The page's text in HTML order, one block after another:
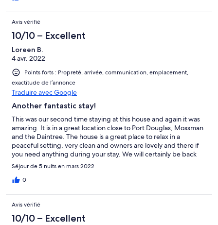
Avis vérifié
10/10 – Excellent
Loreen B.
4 avr. 2022
Points forts : Propreté, arrivée, communication, emplacement,
exactitude de l’annonce
Traduire avec Google
Another fantastic stay!
This was our second time staying at this house and again it was
amazing. It is in a great location close to Port Douglas, Mossman
and the Daintree. The house is a great place to relax in a
peaceful setting, very clean and owners are lovely and there if
you need anything during your stay. We will certainly be back
again. Thank you
Séjour de 5 nuits en mars 2022
0
Avis vérifié
10/10 – Excellent